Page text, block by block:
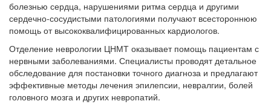
болезнью сердца, нарушениями ритма сердца и другими
сердечно-сосудистыми патологиями получают всестороннюю
помощь от высококвалифицированных кардиологов.
Отделение неврологии ЦНМТ оказывает помощь пациентам с
нервными заболеваниями. Специалисты проводят детальное
обследование для постановки точного диагноза и предлагают
эффективные методы лечения эпилепсии, невралгии, болей
головного мозга и других невропатий.